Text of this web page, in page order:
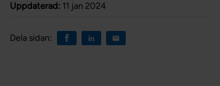
Uppdaterad: 11 jan 2024
Dela sidan: